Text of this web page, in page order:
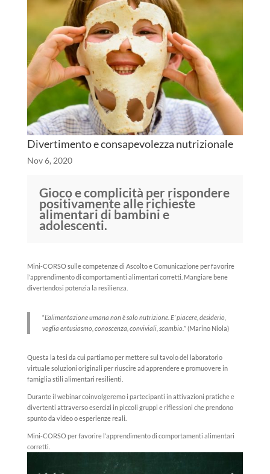
Divertimento e consapevolezza nutrizionale
Nov 6, 2020
Gioco e complicità per rispondere
positivamente alle richieste
alimentari di bambini e
adolescenti.
Mini-CORSO sulle competenze di Ascolto e Comunicazione per favorire
l’apprendimento di comportamenti alimentari corretti. Mangiare bene
divertendosi potenzia la resilienza.
“L’alimentazione umana non è solo nutrizione. E’ piacere, desiderio,
voglia entusiasmo, conoscenza, conviviali, scambio.” (Marino Niola)
Questa la tesi da cui partiamo per mettere sul tavolo del laboratorio
virtuale soluzioni originali per riuscire ad apprendere e promuovere in
famiglia stili alimentari resilienti.
Durante il webinar coinvolgeremo i partecipanti in attivazioni pratiche e
divertenti attraverso esercizi in piccoli gruppi e riflessioni che prendono
spunto da video o esperienze reali.
Mini-CORSO per favorire l’apprendimento di comportamenti alimentari
corretti.